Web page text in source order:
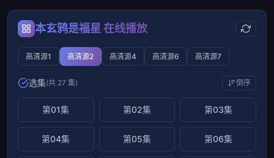
本玄鸦是福星 在线播放
高清源1 高清源2 高清源4 高清源6 高清源7
选集(共 27 集) 倒序
第01集 第02集 第03集
第04集 第05集 第06集